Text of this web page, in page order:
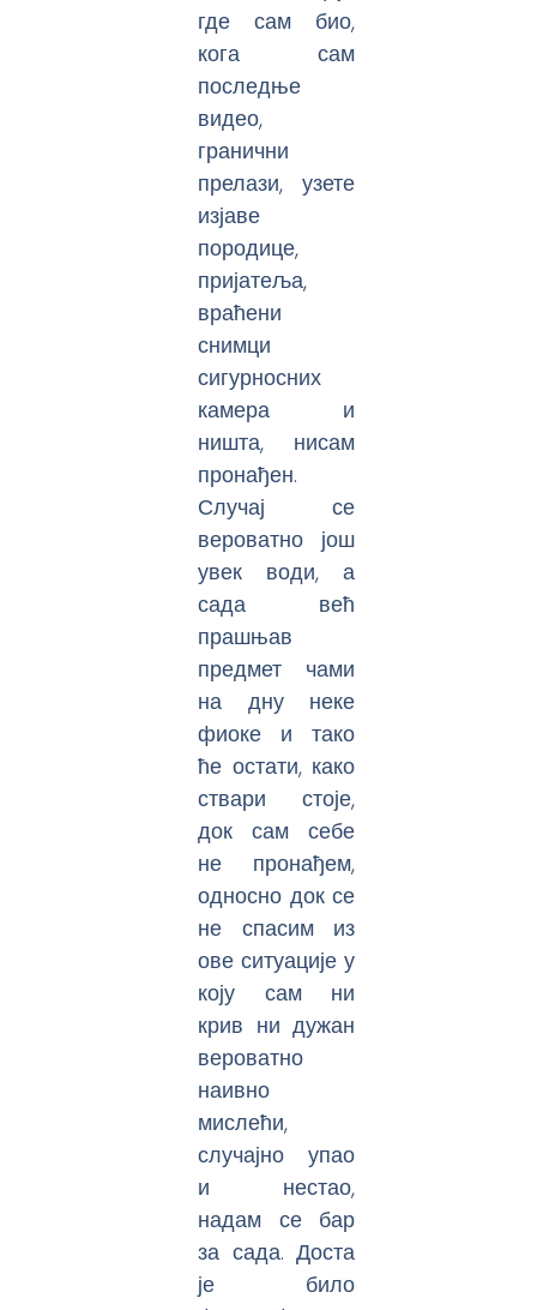
где сам био,
кога сам
последње
видео,
гранични
прелази, узете
изјаве
породице,
пријатеља,
враћени
снимци
сигурносних
камера и
ништа, нисам
пронађен.
Случај се
вероватно још
увек води, а
сада већ
прашњав
предмет чами
на дну неке
фиоке и тако
ће остати, како
ствари стоје,
док сам себе
не пронађем,
односно док се
не спасим из
ове ситуације у
коју сам ни
крив ни дужан
вероватно
наивно
мислећи,
случајно упао
и нестао,
надам се бар
за сада. Доста
је било